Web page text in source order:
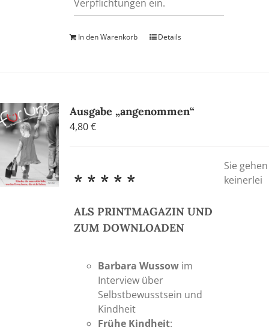
Verpflichtungen ein.
In den Warenkorb Details
Ausgabe „angenommen“
4,80€
* * * * *
ALS PRINTMAGAZIN UND
ZUM DOWNLOADEN
Barbara Wussow im
Interview über
Selbstbewusstsein und
Kindheit
Frühe Kindheit:
Sie gehen
keinerlei